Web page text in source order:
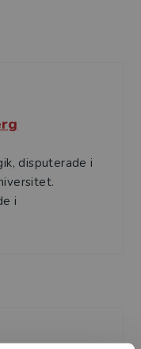
disputerade i
i